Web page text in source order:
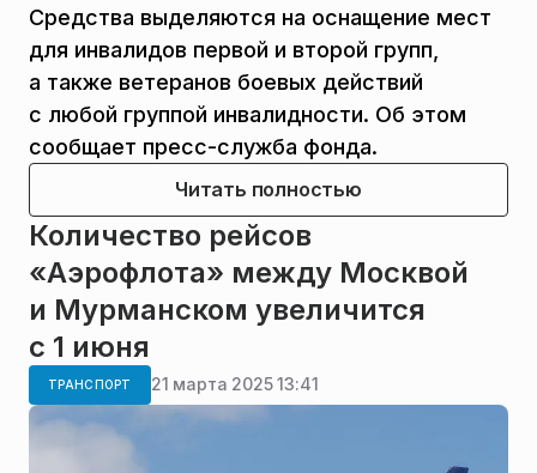
Средства выделяются на оснащение мест
для инвалидов первой и второй групп,
а также ветеранов боевых действий
с любой группой инвалидности. Об этом
сообщает пресс-служба фонда.
Читать полностью
Количество рейсов
«Аэрофлота» между Москвой
и Мурманском увеличится
с 1 июня
ТРАНСПОРТ 21 марта 2025 13:41